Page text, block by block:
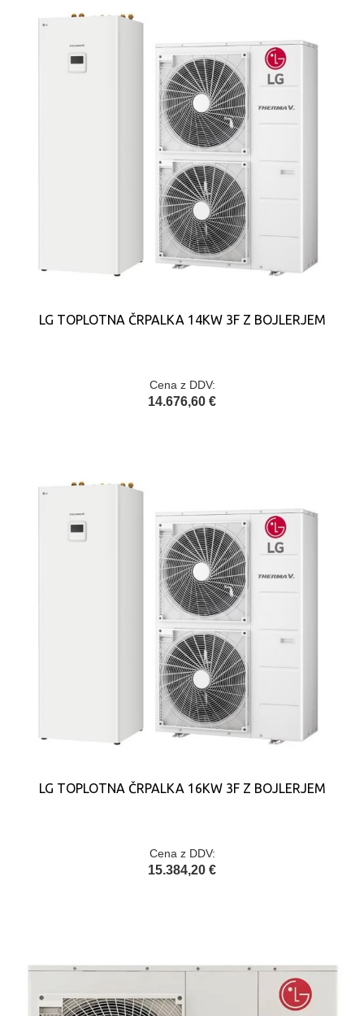
LG TOPLOTNA ČRPALKA 14KW 3F Z BOJLERJEM
Cena z DDV:
14.676,60 €
LG TOPLOTNA ČRPALKA 16KW 3F Z BOJLERJEM
Cena z DDV:
15.384,20 €